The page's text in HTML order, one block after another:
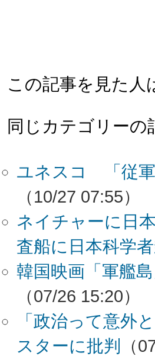
この記事を見た人
同じカテゴリーの
ユネスコ 「従軍
（10/27 07:55）
ネイチャーに日
査船に日本科学
韓国映画「軍艦
（07/26 15:20）
「政治って意外
スターに批判
（